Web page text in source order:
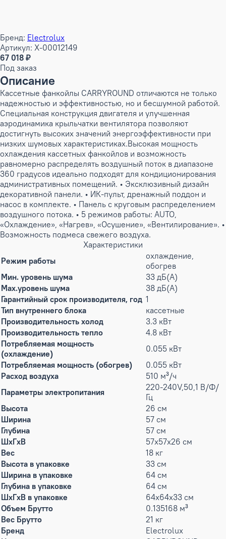
Бренд: Electrolux
Артикул: X-00012149
67 018 ₽
Под заказ
Описание
Кассетные фанкойлы CARRYROUND отличаются не только
надежностью и эффективностью, но и бесшумной работой.
Специальная конструкция двигателя и улучшенная
аэродинамика крыльчатки вентилятора позволяют
достигнуть высоких значений энергоэффективности при
низких шумовых характеристиках.Высокая мощность
охлаждения кассетных фанкойлов и возможность
равномерно распределять воздушный поток в диапазоне
360 градусов идеально подходят для кондиционирования
административных помещений. • Эксклюзивный дизайн
декоративной панели. • ИК-пульт, дренажный поддон и
насос в комплекте. • Панель с круговым распределением
воздушного потока. • 5 режимов работы: AUTO,
«Охлаждение», «Нагрев», «Осушение», «Вентилирование». •
Возможность подмеса свежего воздуха.
Характеристики
Режим работы
охлаждение,
обогрев
Мин. уровень шума
33 дБ(А)
Max.уровень шума
38 дБ(А)
Гарантийный срок производителя, год 1
Тип внутреннего блока
кассетные
Производительность холод
3.3 кВт
Производительность тепло
4.8 кВт
Потребляемая мощность
(охлаждение)
0.055 кВт
Потребляемая мощность (обогрев)
0.055 кВт
Расход воздуха
510 м³/ч
Параметры электропитания
220-240V,50,1 В/Ф/
Гц
Высота
26 см
Ширина
57 см
Глубина
57 см
ШxГxВ
57x57x26 см
Вес
18 кг
Высота в упаковке
33 см
Ширина в упаковке
64 см
Глубина в упаковке
64 см
ШxГxВ в упаковке
64x64x33 см
Объем Брутто
0.135168 м³
Вес Брутто
21 кг
Бренд
Electrolux